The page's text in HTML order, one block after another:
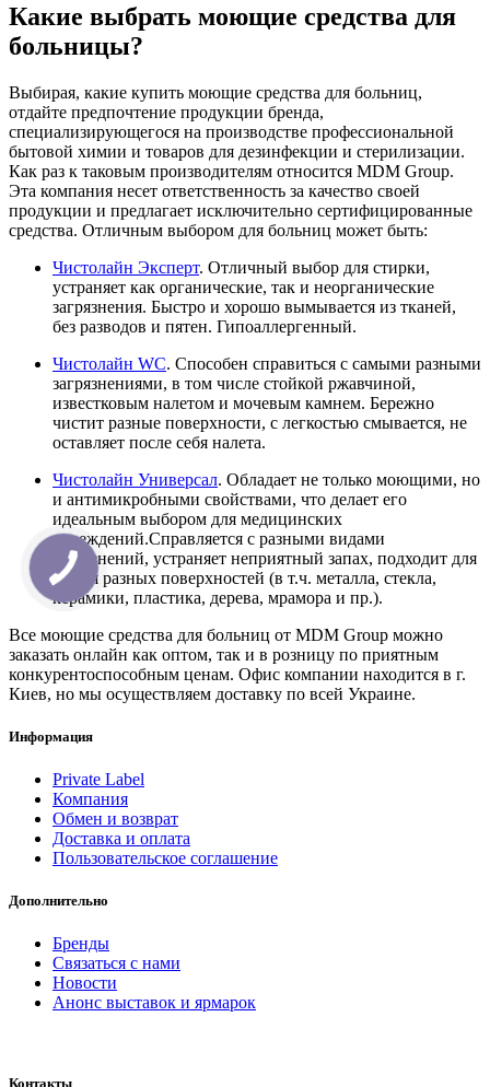
Какие выбрать моющие средства для
больницы?
Выбирая, какие купить моющие средства для больниц,
отдайте предпочтение продукции бренда,
специализирующегося на производстве профессиональной
бытовой химии и товаров для дезинфекции и стерилизации.
Как раз к таковым производителям относится MDM Group.
Эта компания несет ответственность за качество своей
продукции и предлагает исключительно сертифицированные
средства. Отличным выбором для больниц может быть:
Чистолайн Эксперт. Отличный выбор для стирки,
устраняет как органические, так и неорганические
загрязнения. Быстро и хорошо вымывается из тканей,
без разводов и пятен. Гипоаллергенный.
Чистолайн WC. Способен справиться с самыми разными
загрязнениями, в том числе стойкой ржавчиной,
известковым налетом и мочевым камнем. Бережно
чистит разные поверхности, с легкостью смывается, не
оставляет после себя налета.
Чистолайн Универсал. Обладает не только моющими, но
и антимикробными свойствами, что делает его
идеальным выбором для медицинских
учреждений.Справляется с разными видами
загрязнений, устраняет неприятный запах, подходит для
мытья разных поверхностей (в т.ч. металла, стекла,
керамики, пластика, дерева, мрамора и пр.).
Все моющие средства для больниц от MDM Group можно
заказать онлайн как оптом, так и в розницу по приятным
конкурентоспособным ценам. Офис компании находится в г.
Киев, но мы осуществляем доставку по всей Украине.
Информация
Private Label
Компания
Обмен и возврат
Доставка и оплата
Пользовательское соглашение
Дополнительно
Бренды
Связаться с нами
Новости
Анонс выставок и ярмарок
Контакты